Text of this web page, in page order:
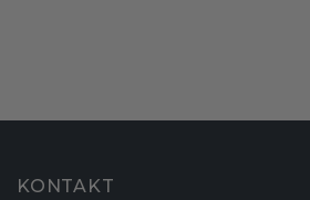
KONTAKT